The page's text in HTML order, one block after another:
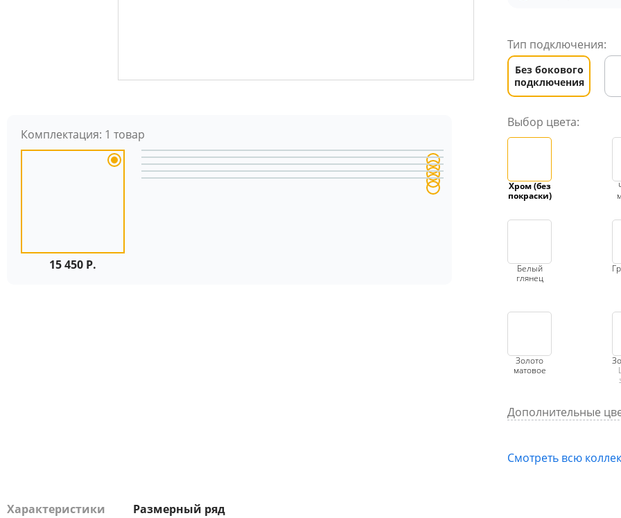
Комплектация: 1 товар
15 450 Р.
Тип подключения:
Без бокового
подключения
Выбор цвета:
Хром (без
покраски)
Белый
глянец
Золото
матовое
Дополнительные
Смотреть всю
Характеристики Размерный ряд